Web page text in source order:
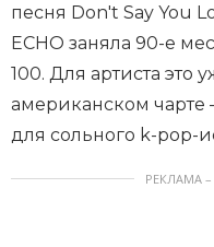
песня Don't Say You
ECHO заняла 90-е
100. Для артиста это
американском
для сольного k-pop-
РЕКЛАМА